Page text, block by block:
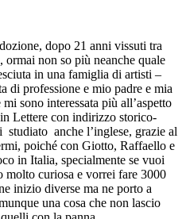
dopo 21 anni vissuti tra
ormai non so più neanche quale
in una famiglia di artisti –
di professione e mio padre e mia
sono interessata più all’aspetto
Lettere con indirizzo storico-
studiato anche l’inglese, grazie al
poiché con Giotto, Raffaello e
in Italia, specialmente se vuoi
molto curiosa e vorrei fare 3000
inizio diverse ma ne porto a
una cosa che non lascio